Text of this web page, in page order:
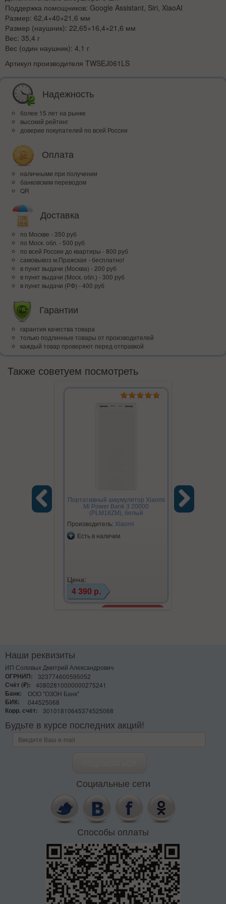
Поддержка помощников: Google Assistant, Siri, XiaoAI
Размер: 62,4×40×21,6 мм
Размер (наушник): 22,65×16,4×21,6 мм
Вес: 35,4 г
Вес (один наушник): 4,1 г
Артикул производителя TWSEJ061LS
Надежность
более 15 лет на рынке
высокий рейтинг
доверие покупателей по всей России
Оплата
наличными при получении
банковским переводом
QR
Доставка
по Москве - 350 руб
по Моск. обл. - 500 руб
по всей Росcии до квартиры - 800 руб
самовывоз м.Пражская - бесплатно!
в пункт выдачи (Москва) - 200 руб
в пункт выдачи (Моск. обл.) - 300 руб
в пункт выдачи (РФ) - 400 руб
Гарантии
гарантия качества товара
только подлинные товары от производителей
каждый товар проверяют перед отправкой
Также советуем посмотреть
Портативный аккумулятор Xiaomi
Mi Power Bank 3 20000
(PLM18ZM), белый
Производитель: Xiaomi
Есть в наличии
Цена:
4 390 р.
Наши реквизиты
ИП Соловых Дмитрий Александрович
ОГРНИП:
323774600595052
Счёт (₽):
40802810000000275241
Банк:
ООО "ОЗОН Банк"
БИК:
044525068
Корр. счёт:
30101810645374525068
Будьте в курсе последних акций!
Социальные сети
Способы оплаты